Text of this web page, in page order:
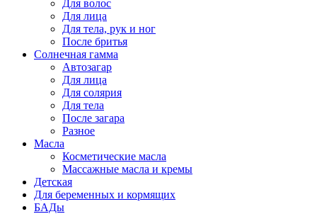
Для волос
Для лица
Для тела, рук и ног
После бритья
Солнечная гамма
Автозагар
Для лица
Для солярия
Для тела
После загара
Разное
Масла
Косметические масла
Массажные масла и кремы
Детская
Для беременных и кормящих
БАДы